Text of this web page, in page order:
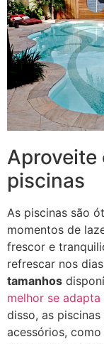
Aproveite
piscinas
As piscinas são
momentos de
frescor e
refrescar nos
tamanhos
melhor se
disso, as
acessórios,